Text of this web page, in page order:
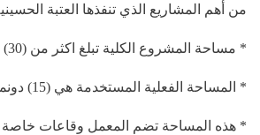
من أهم المشاريع الذي تنفذها العتبة
* مساحة المشروع الكلية تبلغ اكثر من (30) دونم
* المساحة الفعلية المستخدمة هي (15) دونما
* هذه المساحة تضم المعمل وقاعات خاصة